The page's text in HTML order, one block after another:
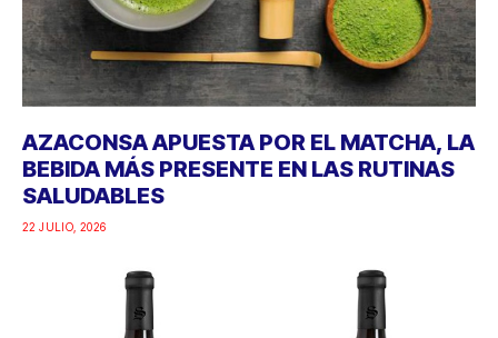
AZACONSA APUESTA POR EL MATCHA, LA
BEBIDA MÁS PRESENTE EN LAS RUTINAS
SALUDABLES
22 JULIO, 2026